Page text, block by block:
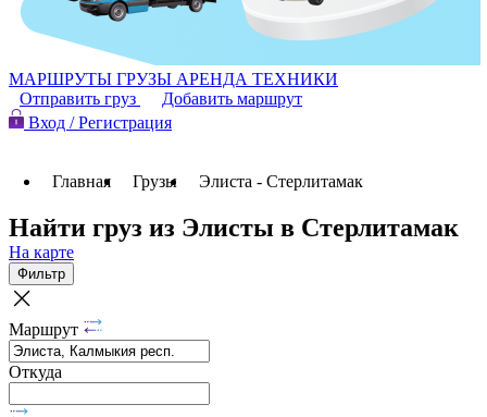
МАРШРУТЫ ГРУЗЫ АРЕНДА ТЕХНИКИ
Отправить груз
Добавить маршрут
Вход / Регистрация
Главная Грузы Элиста - Стерлитамак
Найти груз из Элисты в Стерлитамак
На карте
Фильтр
Маршрут
Откуда